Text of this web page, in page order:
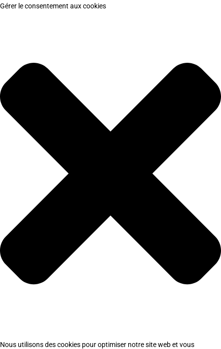
Gérer le consentement aux cookies
Nous utilisons des cookies pour optimiser notre site web et vous